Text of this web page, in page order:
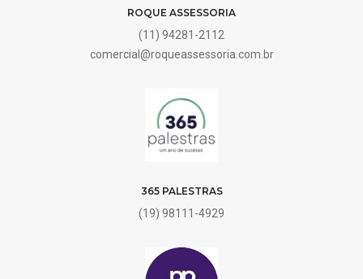
ROQUE ASSESSORIA
(11) 94281-2112
comercial@roqueassessoria.com.br
365 PALESTRAS
(19) 98111-4929